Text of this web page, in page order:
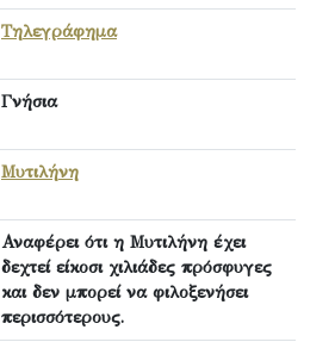
Τηλεγράφημα
Γνήσια
Μυτιλήνη
Αναφέρει ότι η Μυτιλήνη έχει
δεχτεί είκοσι χιλιάδες πρόσφυγες
και δεν μπορεί να φιλοξενήσει
περισσότερους.